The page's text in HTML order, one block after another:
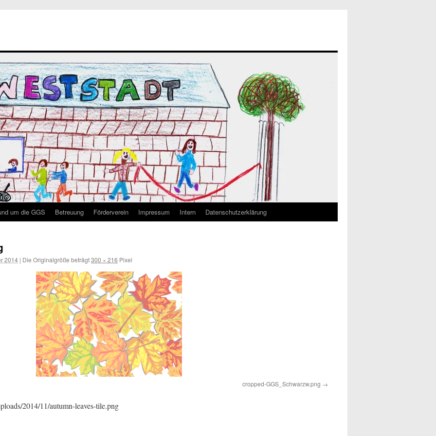
um die GGS Betreuung Förderverein Impressum Intern Datenschutzerklärung
2014 | Die Originalgröße beträgt300 × 216 Pixel
cropped-GGS_Schwarzw.png
2014/11/autumn-leaves-tile.png